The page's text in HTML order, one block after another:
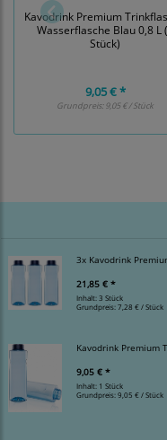
3x Kavodrink
21,85 € *
Inhalt: 3 Stück
Grundpreis:7,28 € / Stück
Kavodrink Premium
9,05 € *
Inhalt: 1 Stück
Grundpreis:9,05 € / Stück
Kavodrink Premium
Wasserflasche Blau 0,8 L
Stück)
9,05 € *
Grundpreis:9,05 € / Stück